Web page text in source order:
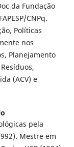
da Fundação
CNPq.
Políticas
nos
Planejamento
(ACV) e
pela
Mestre em